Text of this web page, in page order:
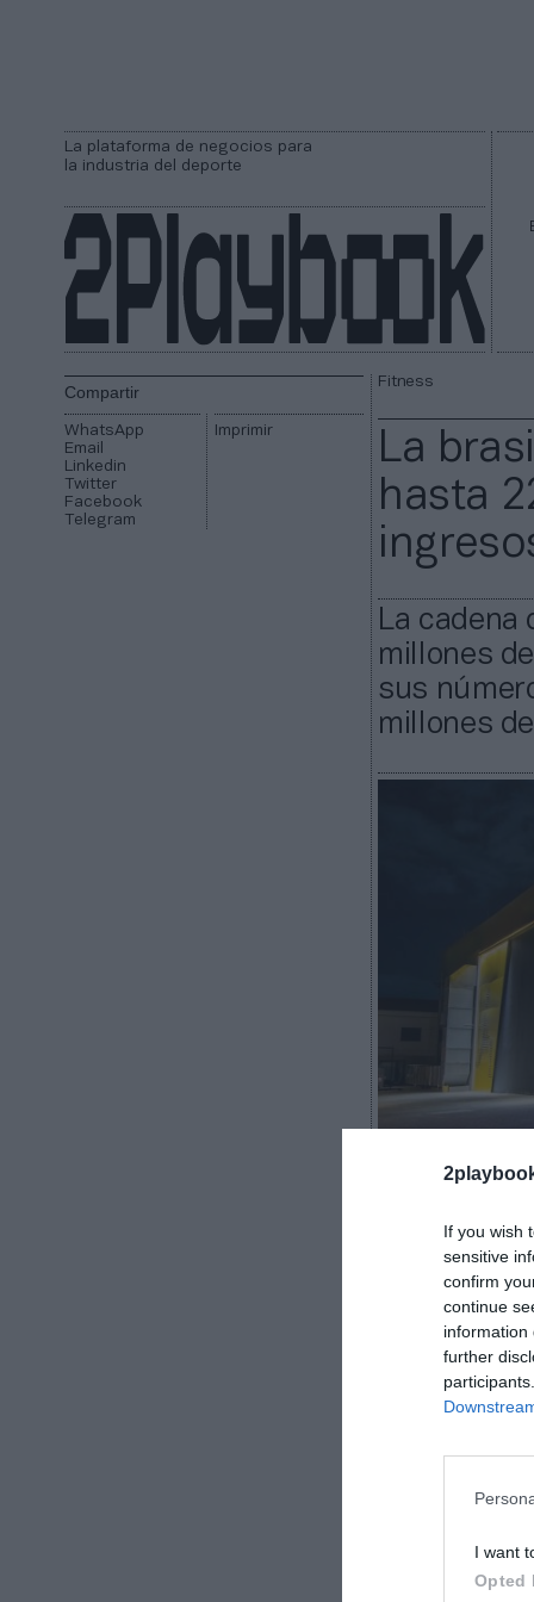
If you wish
sensitive
confirm
continue
information
further
I want
Opted
La plataforma de negocios para
la industria del deporte
Compartir
WhatsApp
Email
Linkedin
Twitter
Facebook
Telegram
Imprimir
Fitness
La
hasta
La cadena
millones
sus
millones
2Playbook
La brasileña
coste ha
período del
niveles
marzo de